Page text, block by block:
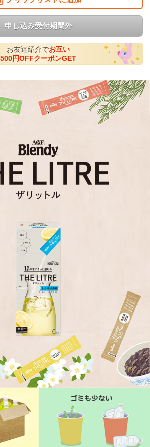
申し込み受付期間外
お友達紹介でお互い
500円OFFクーポンGET